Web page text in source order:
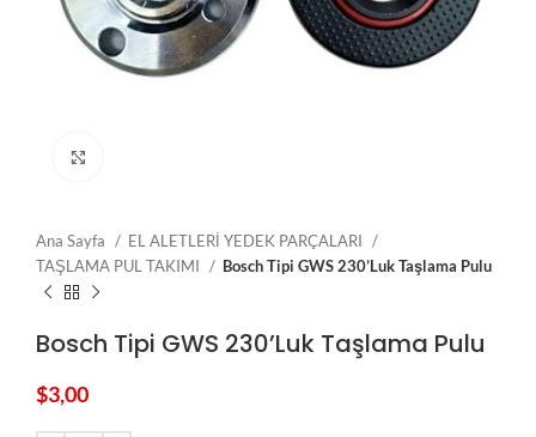
Ana Sayfa
EL ALETLERİ YEDEK PARÇALARI
TAŞLAMA PUL TAKIMI
Bosch Tipi GWS 230’Luk Taşlama Pulu
Bosch Tipi GWS 230’Luk Taşlama Pulu
$3,00